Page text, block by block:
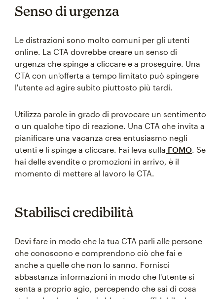
Senso di urgenza
Le distrazioni sono molto comuni per gli utenti
online. La CTA dovrebbe creare un senso di
urgenza che spinge a cliccare e a proseguire. Una
CTA con un'offerta a tempo limitato può spingere
l'utente ad agire subito piuttosto più tardi.
Utilizza parole in grado di provocare un sentimento
o un qualche tipo di reazione. Una CTA che invita a
pianificare una vacanza crea entusiasmo negli
utenti e li spinge a cliccare. Fai leva sulla FOMO. Se
hai delle svendite o promozioni in arrivo, è il
momento di mettere al lavoro le CTA.
Stabilisci credibilità
Devi fare in modo che la tua CTA parli alle persone
che conoscono e comprendono ciò che fai e
anche a quelle che non lo sanno. Fornisci
abbastanza informazioni in modo che l'utente si
senta a proprio agio, percependo che sai di cosa